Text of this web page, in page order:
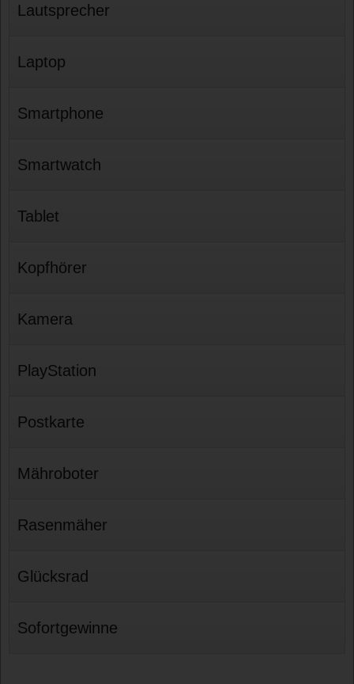
Lautsprecher
Laptop
Smartphone
Smartwatch
Tablet
Kopfhörer
Kamera
PlayStation
Postkarte
Mähroboter
Rasenmäher
Glücksrad
Sofortgewinne